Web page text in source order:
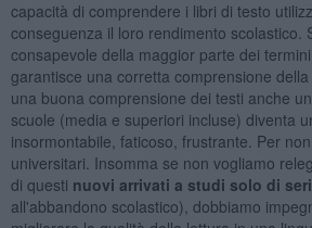
capacità di comprendere i libri di testo
conseguenza il loro rendimento scolastico.
consapevole della maggior parte dei
garantisce una corretta comprensione
una buona comprensione dei testi anche
scuole (media e superiori incluse) diventa
insormontabile, faticoso, frustrante. Per
universitari. Insomma se non vogliamo
di questi nuovi arrivati a studi solo di
all'abbandono scolastico), dobbiamo